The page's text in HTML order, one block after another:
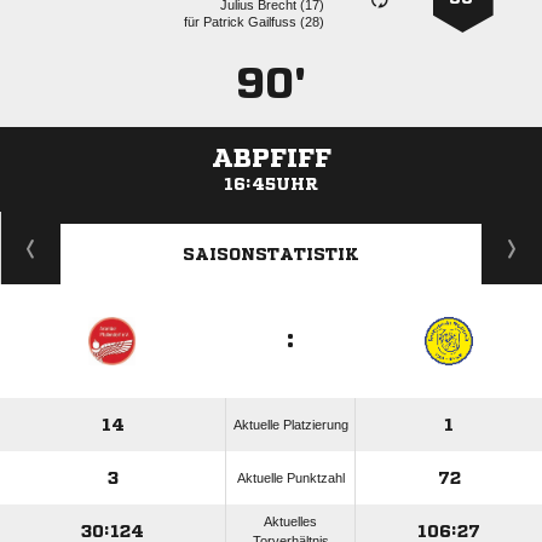
  
für   
90'
ABPFIFF
16:45UHR
ANZEIGE
SAISONSTATISTIK
:
14 Aktuelle Platzierung 1
3 Aktuelle Punktzahl 72
30:124
Aktuelles
106:27